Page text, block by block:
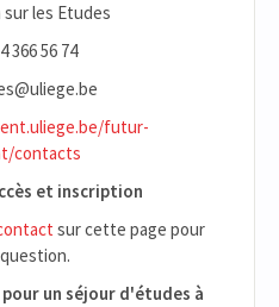
les Etudes
366 56 74
futur-
contacts
et inscription
sur cette page pour
un séjour d'études à